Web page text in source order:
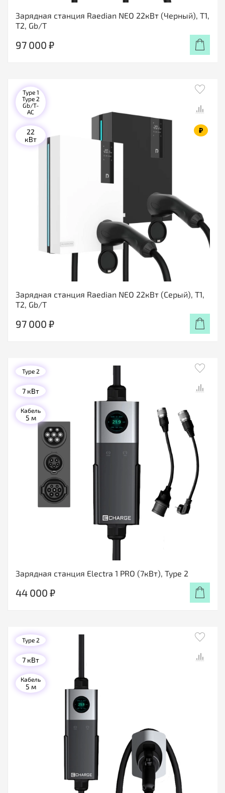
Зарядная станция Raedian NEO 22кВт (Черный), T1,
T2, Gb/T
97 000 ₽
Зарядная станция Raedian NEO 22кВт (Серый), T1,
T2, Gb/T
₽
Type 1
Type 2
Gb/T-
AC
22
кВт
97 000 ₽
Зарядная станция Electra 1 PRO (7кВт), Type 2
Type 2
7 кВт
Кабель
5 м
44 000 ₽
Type 2
7 кВт
Кабель
5 м